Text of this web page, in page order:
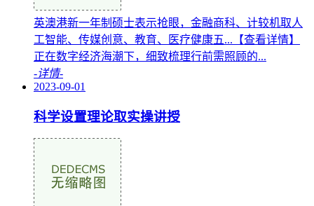
英澳港新一年制硕士表示抢眼，金融商科、计较机取人
工智能、传媒创意、教育、医疗健康五...【查看详情】
正在数字经济海潮下，细致梳理行前需照顾的...
-详情-
2023-09-01
科学设置理论取实操讲授